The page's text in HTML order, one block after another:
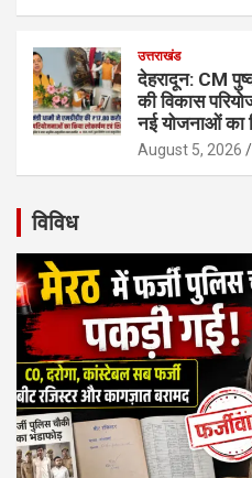
उत्तराखंड
देहरादून: CM
की विकास
नई योजनाओं का
August 5, 2026
विविध